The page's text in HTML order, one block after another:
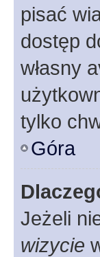
pisać
dostęp
własny
tylko
Góra
Jeżeli
wizycie